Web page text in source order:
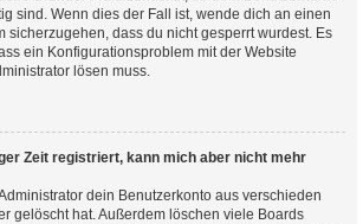
sind. Wenn dies der Fall ist, wende dich an einen
sicherzugehen, dass du nicht gesperrt wurdest. Es
ein Konfigurationsproblem mit der Website
lösen muss.
Zeit registriert, kann mich aber nicht mehr
dein Benutzerkonto aus verschieden
gelöscht hat. Außerdem löschen viele Boards